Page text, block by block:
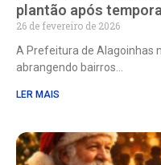
plantão após
26 de fevereiro de 2026
A Prefeitura de Alagoinhas
abrangendo bairros
LER MAIS